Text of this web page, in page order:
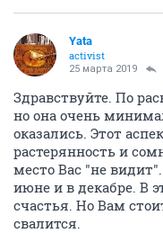
Yata
activist
25 марта 2019
Здравствуйте. По
но она очень
оказались. Этот
растерянность и
место Вас "не
июне и в декабре. В
счастья. Но Вам
свалится.